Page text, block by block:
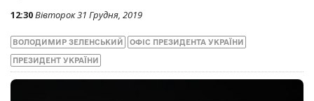
12:30Вівторок 31 Грудня, 2019
ВОЛОДИМИР ЗЕЛЕНСЬКИЙ ОФІС ПРЕЗИДЕНТА УКРАЇНИ
ПРЕЗИДЕНТ УКРАЇНИ